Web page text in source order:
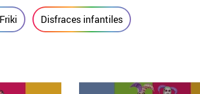
Disfraces infantiles